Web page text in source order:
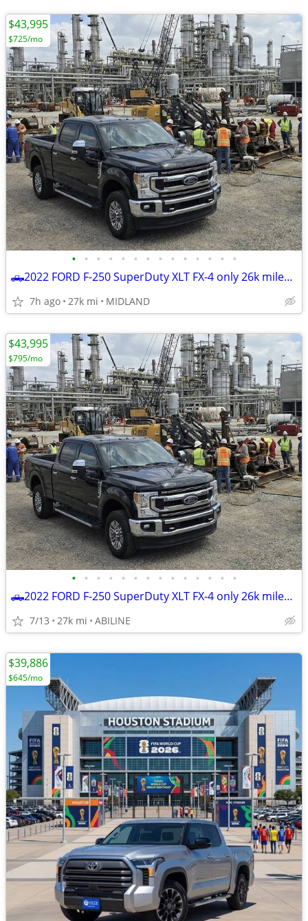
• • • • • • • • • • • • • •
🛻2022 FORD F-250 SuperDuty XLT FX-4 only 26k miles *BEST DEAL ZERO GAMES *☎
7h ago 27k mi MIDLAND
$43,995
$725/mo
• • • • • • • • • • • • • •
🛻2022 FORD F-250 SuperDuty XLT FX-4 only 26k miles *BEST DEAL ZERO GAMES *☎
7/13 27k mi ABILINE
$43,995
$795/mo
$39,886
$645/mo